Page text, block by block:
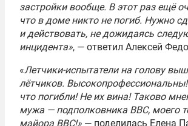
застройки вообще. В этот раз ещё
что в доме никто не погиб. Нужно
и действовать, не дожидаясь
инцидента», — ответил Алексей
«Летчики-испытатели на голову
лётчиков.
что погибли! Не их вина! Таково
мужа — подполковника ВВС, моего
майора ВВС!» — поделилась Елена